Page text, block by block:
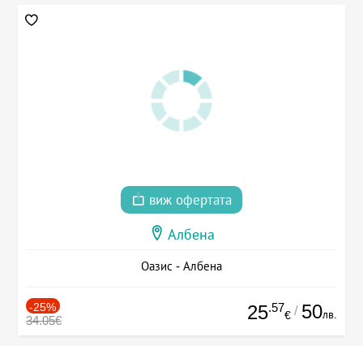
виж офертата
Албена
Оазис - Албена
-25%
34.05€ 25.57
€ / 50лв.